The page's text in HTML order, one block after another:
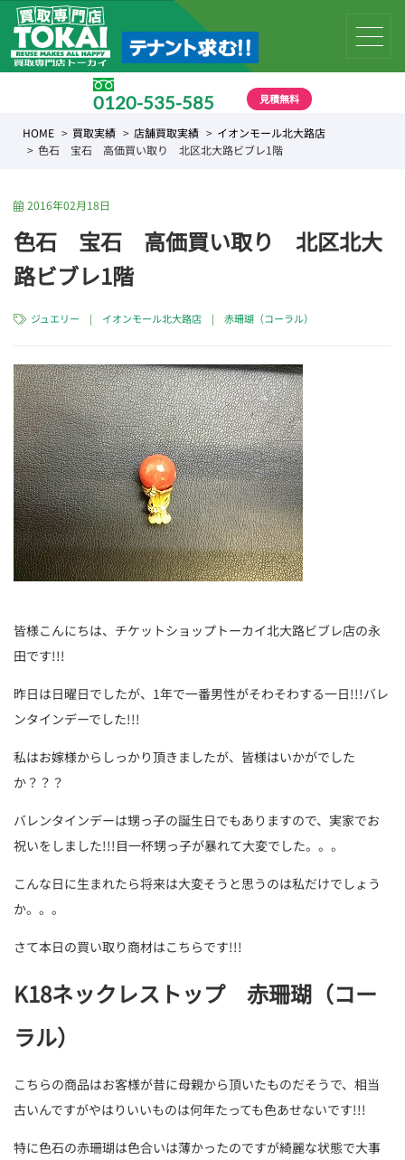
0120-535-585 見積無料
HOME 買取実績 店舗買取実績
イオンモール北大路店
色石 宝石 高価買い取り 北区北大路ビブレ1階
2016年02月18日
色石 宝石 高価買い取り 北区北大
路ビブレ1階
ジュエリー | イオンモール北大路店 |赤珊瑚（コーラル）
皆様こんにちは、チケットショップトーカイ北大路ビブレ店の永
田です!!!
昨日は日曜日でしたが、1年で一番男性がそわそわする一日!!!バレ
ンタインデーでした!!!
私はお嫁様からしっかり頂きましたが、皆様はいかがでした
か？？？
バレンタインデーは甥っ子の誕生日でもありますので、実家でお
祝いをしました!!!目一杯甥っ子が暴れて大変でした。。。
こんな日に生まれたら将来は大変そうと思うのは私だけでしょう
か。。。
さて本日の買い取り商材はこちらです!!!
K18ネックレストップ 赤珊瑚（コー
ラル）
こちらの商品はお客様が昔に母親から頂いたものだそうで、相当
古いんですがやはりいいものは何年たっても色あせないです!!!
特に色石の赤珊瑚は色合いは薄かったのですが綺麗な状態で大事